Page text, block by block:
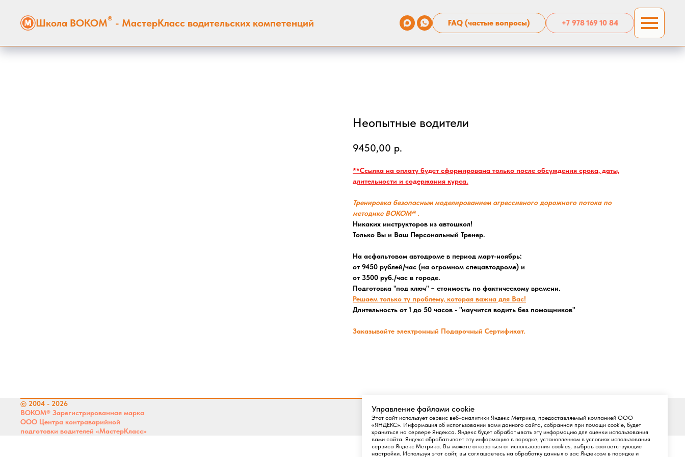
Школа ВОКОМ® - МастерКласс водительских компетенций FAQ (частые вопросы) +7 978 169 10 84
Управление файлами cookie
Этот сайт использует сервис веб-аналитики Яндекс Метрика, предоставляемый компанией ООО
«ЯНДЕКС». Информация об использовании вами данного сайта, собранная при помощи cookie, будет
храниться на сервере Яндекса. Яндекс будет обрабатывать эту информацию для оценки использования
вами сайта. Яндекс обрабатывает эту информацию в порядке, установленном в условиях использования
сервиса Яндекс Метрика. Вы можете отказаться от использования cookies, выбрав соответствующие
настройки. Используя этот сайт, вы соглашаетесь на обработку данных о вас Яндексом в порядке и
Неопытные водители
9450,00 р.
**Ссылка на оплату будет сформирована только после обсуждения срока, даты,
длительности и содержания курса.
Тренировка безопасным моделированием агрессивного дорожного потока по
методике ВОКОМ® .
Никаких инструкторов из автошкол!
Только Вы и Ваш Персональный Тренер.
На асфальтовом автодроме в период март-ноябрь:
от 9450 рублей/час (на огромном спецавтодроме) и
от 3500 руб./час в городе.
Подготовка "под ключ" ~ стоимость по фактическому времени.
Решаем только ту проблему, которая важна для Вас!
Длительность от 1 до 50 часов - "научится водить без помощников"
Заказывайте электронный Подарочный Сертификат.
© 2004 - 2026
ВОКОМ® Зарегистрированная марка
ООО Центра контраварийной
подготовки водителей «МастерКласс»